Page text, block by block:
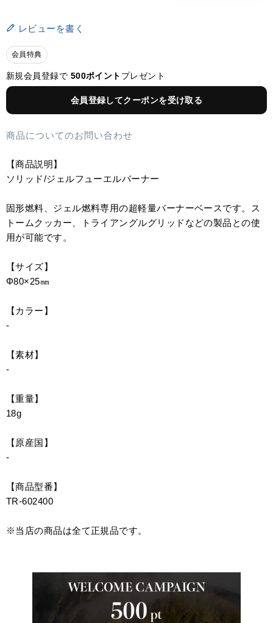
レビューを書く
会員特典
新規会員登録で 500ポイント プレゼント
会員登録してクーポンを受け取る
商品についてのお問い合わせ
【商品説明】
ソリッド/ジェルフューエルバーナー
固形燃料、ジェル燃料専用の超軽量バーナーベースです。ス
トームクッカー、トライアングルグリッドなどの製品との使
用が可能です。
【サイズ】
Φ80×25㎜
【カラー】
-
【素材】
-
【重量】
18g
【原産国】
-
【商品型番】
TR-602400
※当店の商品は全て正規品です。